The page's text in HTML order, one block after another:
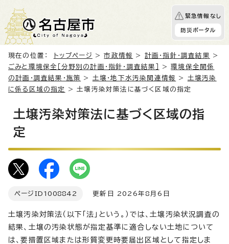
緊急情報なし
防災ポータル
現在の位置： トップページ >市政情報 > 計画・指針・調査結果
>
ごみと環境保全［分野別の計画・指針・調査結果］
>環境保全関係
の計画・調査結果・施策
> 土壌・地下水汚染関連情報 > 土壌汚染
に係る区域の指定
> 土壌汚染対策法に基づく区域の指定
土壌汚染対策法に基づく区域の指
定
ページID 1008842 更新日 2026年8月6日
土壌汚染対策法（以下「法」という。）では、土壌汚染状況調査の
結果、土壌の汚染状態が指定基準に適合しない土地について
は、要措置区域または形質変更時要届出区域として指定しま